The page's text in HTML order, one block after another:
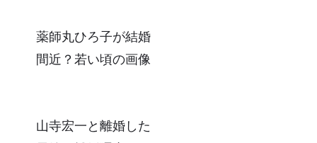
薬師丸ひろ子が結婚
間近？若い頃の画像
山寺宏一と離婚した